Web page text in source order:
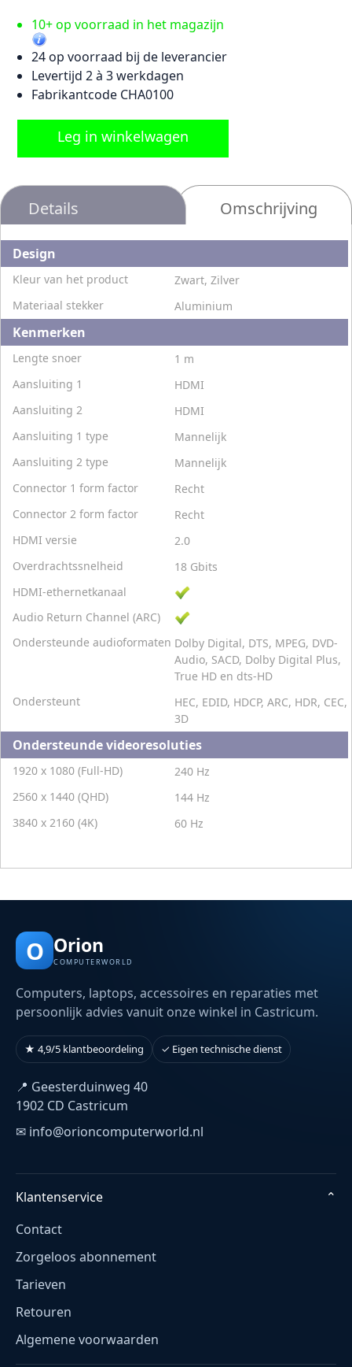
10+ op voorraad in het magazijn
24 op voorraad bij de leverancier
Levertijd 2 à 3 werkdagen
Fabrikantcode CHA0100
Leg in winkelwagen
Details Omschrijving
Design
Kleur van het product
Zwart, Zilver
Materiaal stekker
Aluminium
Kenmerken
Lengte snoer
1 m
Aansluiting 1
HDMI
Aansluiting 2
HDMI
Aansluiting 1 type
Mannelijk
Aansluiting 2 type
Mannelijk
Connector 1 form factor
Recht
Connector 2 form factor
Recht
HDMI versie
2.0
Overdrachtssnelheid
18 Gbits
HDMI-ethernetkanaal
Audio Return Channel (ARC)
Ondersteunde audioformaten Dolby Digital, DTS, MPEG, DVD-
Audio, SACD, Dolby Digital Plus,
True HD en dts-HD
Ondersteunt
HEC, EDID, HDCP, ARC, HDR, CEC,
3D
Ondersteunde videoresoluties
1920 x 1080 (Full-HD)
240 Hz
2560 x 1440 (QHD)
144 Hz
3840 x 2160 (4K)
60 Hz
O Orion
COMPUTERWORLD
Computers, laptops, accessoires en reparaties met
persoonlijk advies vanuit onze winkel in Castricum.
★ 4,9/5 klantbeoordeling ✓ Eigen technische dienst
📍 Geesterduinweg 40
1902 CD Castricum
✉ info@orioncomputerworld.nl
Klantenservice
⌄
Contact
Zorgeloos abonnement
Tarieven
Retouren
Algemene voorwaarden